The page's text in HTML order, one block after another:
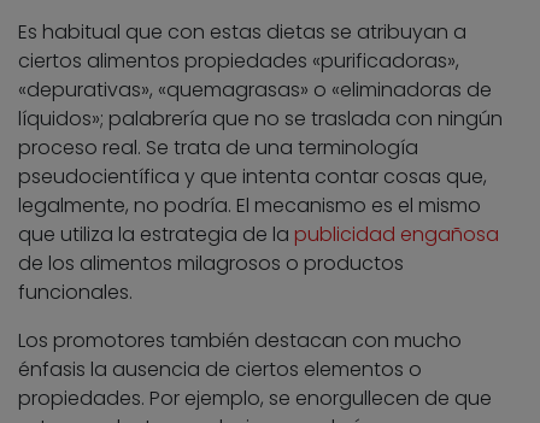
Es habitual que con estas dietas se atribuyan a
ciertos alimentos propiedades «purificadoras»,
«depurativas», «quemagrasas» o «eliminadoras de
líquidos»; palabrería que no se traslada con ningún
proceso real. Se trata de una terminología
pseudocientífica y que intenta contar cosas que,
legalmente, no podría. El mecanismo es el mismo
que utiliza la estrategia de la publicidad engañosa
de los alimentos milagrosos o productos
funcionales.
Los promotores también destacan con mucho
énfasis la ausencia de ciertos elementos o
propiedades. Por ejemplo, se enorgullecen de que